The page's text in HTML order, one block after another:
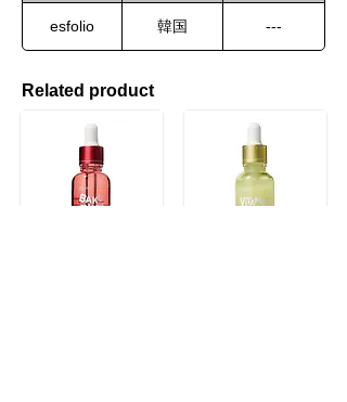
esfolio 韓国 ---
Related product